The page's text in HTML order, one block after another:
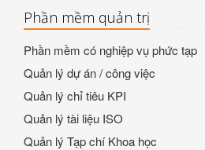
Phần mềm quản trị
Phần mềm có nghiệp vụ phức tạp
Quản lý dự án / công việc
Quản lý chỉ tiêu KPI
Quản lý tài liệu ISO
Quản lý Tạp chí Khoa học